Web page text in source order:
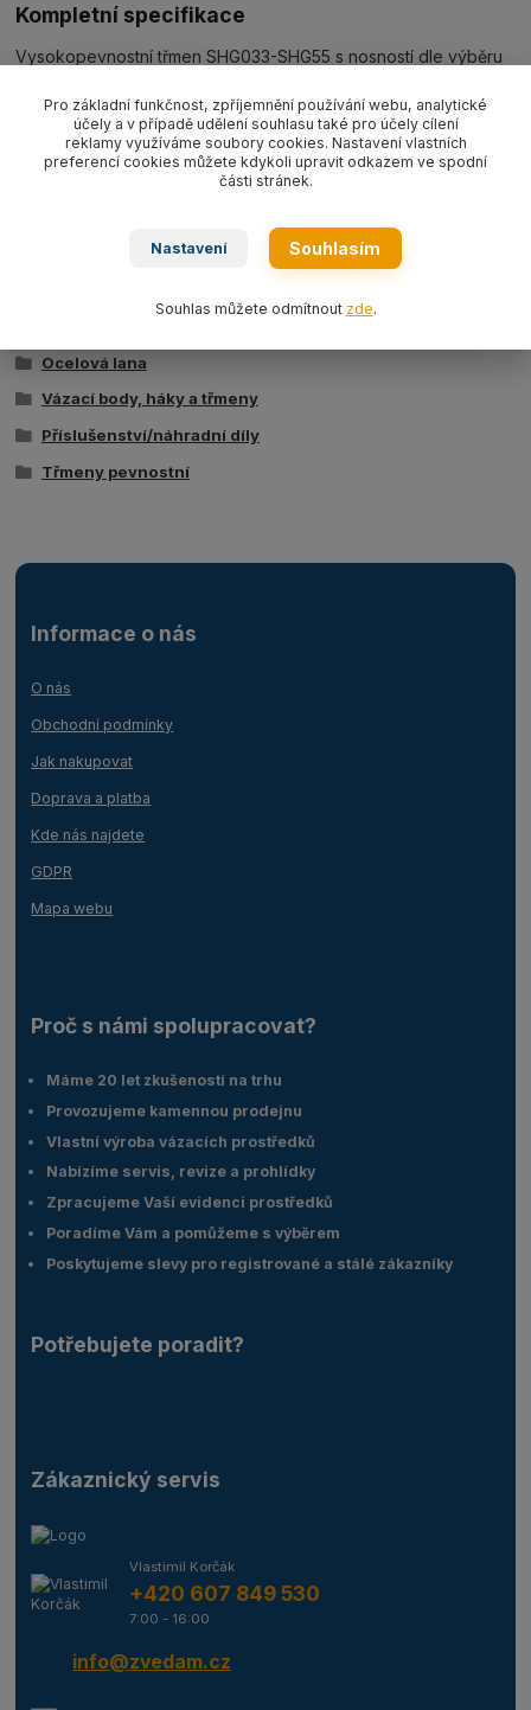
Kompletní specifikace
Vysokopevnostní třmen SHG033-SHG55 s nosností dle výběru
Zboží zařazeno v kategoriích
Ocelová lana
Vázací body, háky a třmeny
Příslušenství/náhradní díly
Třmeny pevnostní
Informace o nás
O nás
Obchodní podmínky
Jak nakupovat
Doprava a platba
Kde nás najdete
GDPR
Mapa webu
Proč s námi spolupracovat?
Máme 20 let zkušeností na trhu
Provozujeme kamennou prodejnu
Vlastní výroba vázacích prostředků
Nabízíme servis, revize a prohlídky
Zpracujeme Vaší evidenci prostředků
Poradíme Vám a pomůžeme s výběrem
Poskytujeme slevy pro registrované a stálé zákazníky
Potřebujete poradit?
Zákaznický servis
Vlastimil Korčák
+420 607 849 530
7:00 - 16:00
info@zvedam.cz
Pro základní funkčnost, zpříjemnění používání webu, analytické
účely a v případě udělení souhlasu také pro účely cílení
reklamy využíváme soubory cookies. Nastavení vlastních
preferencí cookies můžete kdykoli upravit odkazem ve spodní
části stránek.
Nastavení Souhlasím
Souhlas můžete odmítnout zde.